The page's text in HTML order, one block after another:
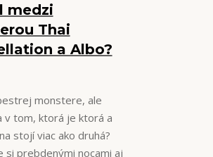
medzi
Thai
a Albo?
monstere, ale
v tom, ktorá je ktorá a
stojí viac ako druhá?
si prebdenými nocami aj